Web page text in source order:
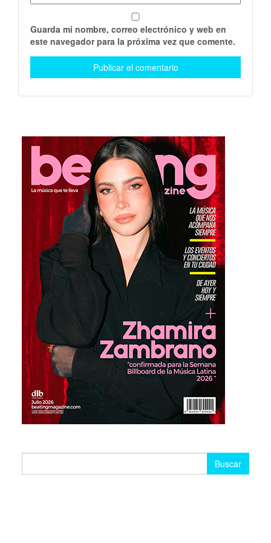
Guarda mi nombre, correo electrónico y web en
este navegador para la próxima vez que comente.